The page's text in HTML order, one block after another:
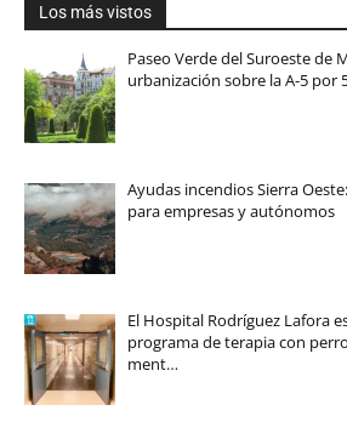
Los más vistos
Paseo Verde del Suroeste de
urbanización sobre la A-5 por
Ayudas incendios Sierra
para empresas y autónomos
El Hospital Rodríguez Lafora
programa de terapia con
ment…